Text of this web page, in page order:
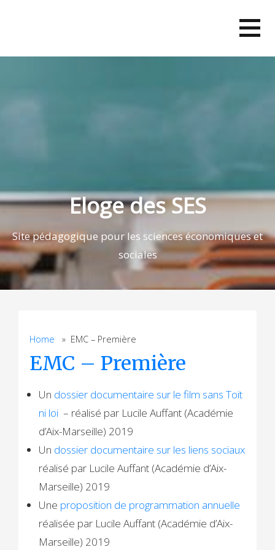
Eloge des SES
Site pédagogique pour les sciences économiques et
sociales
Home » EMC – Première
EMC – Première
Un dossier documentaire sur le film sans Toit
ni loi – réalisé par Lucile Auffant (Académie
d’Aix-Marseille) 2019
Un dossier documentaire sur les liens sociaux
réalisé par Lucile Auffant (Académie d’Aix-
Marseille) 2019
Une proposition de programmation annuelle
réalisée par Lucile Auffant (Académie d’Aix-
Marseille) 2019